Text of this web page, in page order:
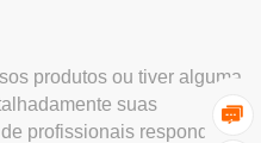

produtos ou tiver alguma
suas
profissionais responderá